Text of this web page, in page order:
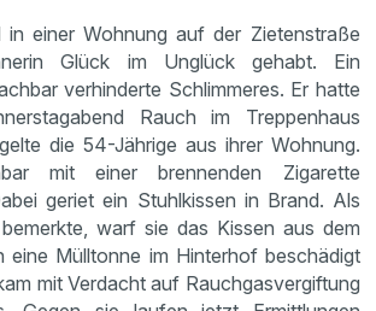
in einer Wohnung auf der Zietenstraße
Glück im Unglück gehabt. Ein
verhinderte Schlimmeres. Er hatte
Rauch im Treppenhaus
die 54-Jährige aus ihrer Wohnung.
mit einer brennenden Zigarette
geriet ein Stuhlkissen in Brand. Als
warf sie das Kissen aus dem
eine Mülltonne im Hinterhof beschädigt
mit Verdacht auf Rauchgasvergiftung